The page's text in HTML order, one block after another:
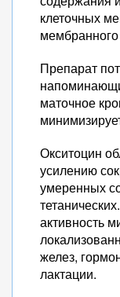
клеточных
Препарат
маточное
Окситоцин
усилению
умеренных
активность
желез,
лактации.